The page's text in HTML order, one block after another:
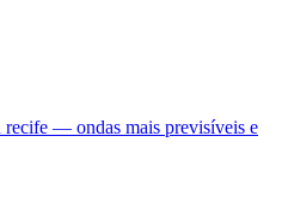
recife — ondas mais previsíveis e